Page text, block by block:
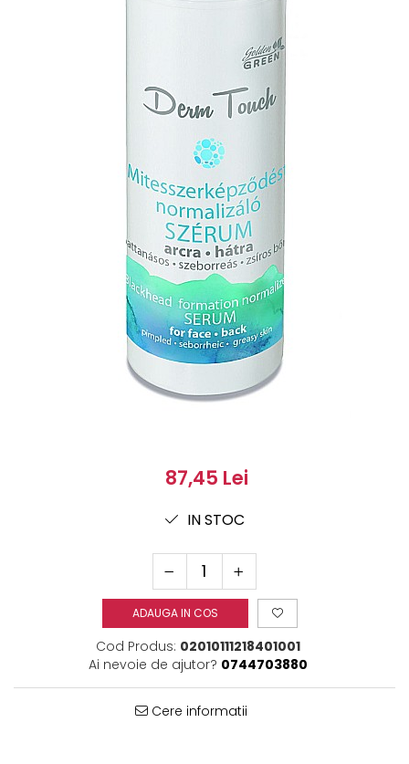
87,45 Lei
IN STOC
ADAUGA IN COS
Cod Produs: 02010111218401001
Ai nevoie de ajutor? 0744703880
Cere informatii